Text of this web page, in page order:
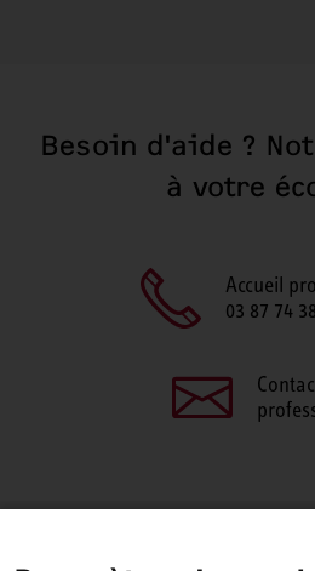
Besoin d'aide ?
à votre
Accueil
03 87 74